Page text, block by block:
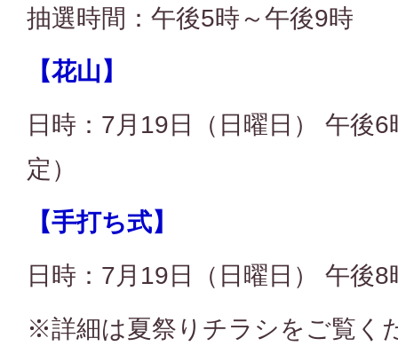
抽選時間：午後5時～午後9時
【花山】
日時：7月19日（日曜日） 午後
定）
【手打ち式】
日時：7月19日（日曜日） 午後8
※詳細は夏祭りチラシをご覧く